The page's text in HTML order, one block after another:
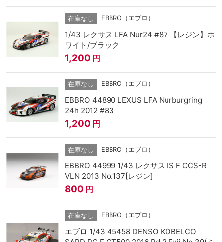
在庫なし EBBRO（エブロ）
1/43 レクサス LFA Nur24 #87 【レジン】ホ
ワイト/ブラック
1,200 円
在庫なし EBBRO（エブロ）
EBBRO 44890 LEXUS LFA Nurburgring
24h 2012 #83
1,200 円
在庫なし EBBRO（エブロ）
EBBRO 44999 1/43 レクサス IS F CCS-R
VLN 2013 No.137[レジン]
800 円
在庫なし EBBRO（エブロ）
エブロ 1/43 45458 DENSO KOBELCO